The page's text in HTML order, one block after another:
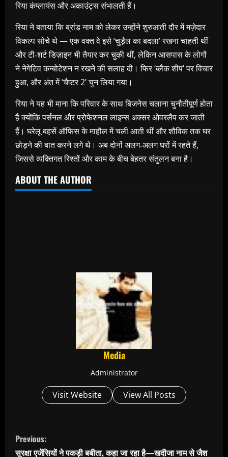
रिया कंप्लायंस और अकाउंट्स संभालती हैं।
रिया ने बताया कि ब्रांड नाम को लेकर उन्होंने शुरुआती दौर में मज़ेदार
विकल्प सोचे थे — एक वक्त वे इसे ‘चुड़ैल का बदला’ रखना चाहती थीं
और टी‑शर्ट डिज़ाइन भी तैयार कर चुकी थीं, लेकिन आसपास के लोगों
ने नेगेटिव कन्बोटेशन न रखने की सलाह दी। फिर ‘ब्लैक शीप’ पर विचार
हुआ, और अंत में ‘चैप्टर 2’ चुन लिया गया।
रिया ने यह भी माना कि परिवार के साथ बिजनेस चलाना चुनौतीपूर्ण होता
है क्योंकि पर्सनल और प्रोफेशनल लाइन्स अक्सर ओवरलैप कर जाती
हैं। घरेलू बहसें ऑफिस के माहौल में चली आती थीं और शौविक तक घर
छोड़ने की बात करने लगे थे। अब दोनों अलग‑अलग घरों में रहते हैं,
जिससे व्यक्तिगत रिश्तों और काम के बीच बेहतर संतुलन बना है।
ABOUT THE AUTHOR
Media
Administrator
Visit Website View All Posts
C
Previous:
सुरक्षा एजेंसियों ने पकड़ी बबीता, कहा जा रहा है—खदीजा नाम से जैश